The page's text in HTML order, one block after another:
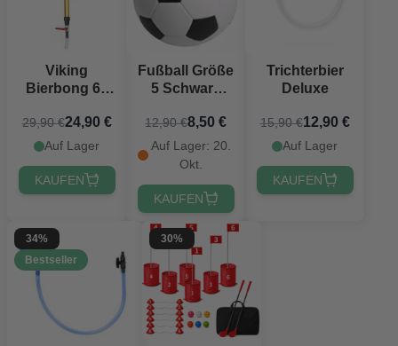
Viking
Bierbong 67
PartyVikings®
29,90 €24,90 €
Auf Lager
KAUFEN
Fußball Größe
5 Schwarz
12,90 €8,50 €
Auf Lager: 20.
Okt.
KAUFEN
Trichterbier
Deluxe
15,90 €12,90 €
Auf Lager
KAUFEN
34%
Bestseller
30%